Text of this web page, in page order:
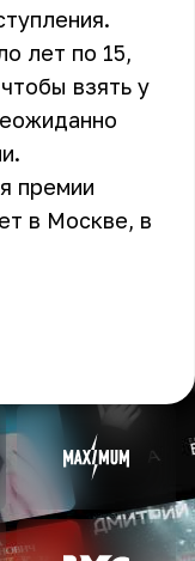
лет по 15,
взять у
премии
в Москве, в